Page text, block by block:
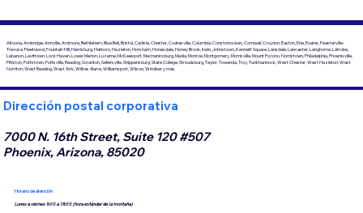
Altoona, Ambridge, Annville, Ardmore, Bethlehem, Blue Bell, Bristol, Carlisle, Chester, Coatesville, Columbia, Conshohocken, Cornwall, Croydon, Easton, Erie, Exeter, Feasterville-
Trevose, Fleetwood, Fountain Hill, Harrisburg, Hatboro, Hazleton, Horsham, Honesdale, Honey Brook, Irwin, Johnstown, Kennett Square, Lansdale, Lancaster, Langhorne, Latrobe,
Lebanon, Levittown, Lock Haven, Lower Merion, Luzerne, McKeesport, Mechanicsburg, Media, Monroe, Montgomery, Morrisville, Mount Pocono, Norristown, Philadelphia, Phoenixville,
Pittston, Pottstown, Pottsville, Reading, Scranton, Sellersville, Shippensburg, State College, Stroudsburg, Taylor, Towanda, Troy, Tunkhannock, West Chester, West Hazleton, West
Norriton, West Reading, West York, Wilkes-Barre, Williamsport, Wilson, Windber y más.
Dirección postal corporativa
7000 N. 16th Street, Suite 120 #507
Phoenix, Arizona, 85020
Horario de atención
Lunes a viernes 9:00 a 18:00 (hora estándar de la montaña)